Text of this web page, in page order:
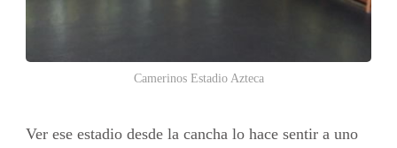
Camerinos Estadio Azteca
Ver ese estadio desde la cancha lo hace sentir a uno